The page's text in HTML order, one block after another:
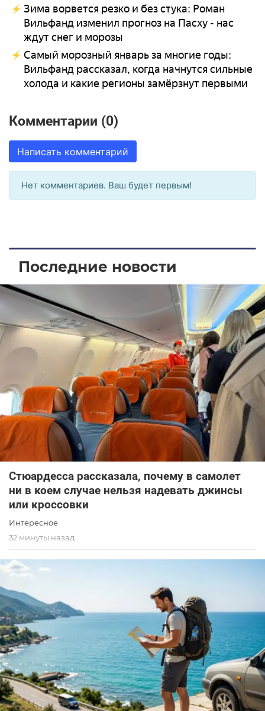
Зима ворвется резко и без стука: Роман
Вильфанд изменил прогноз на Пасху - нас
ждут снег и морозы
Самый морозный январь за многие годы:
Вильфанд рассказал, когда начнутся сильные
холода и какие регионы замёрзнут первыми
Комментарии (0)
Написать комментарий
Нет комментариев. Ваш будет первым!
Последние новости
Стюардесса рассказала, почему в самолет
ни в коем случае нельзя надевать джинсы
или кроссовки
Интересное
32 минуты назад